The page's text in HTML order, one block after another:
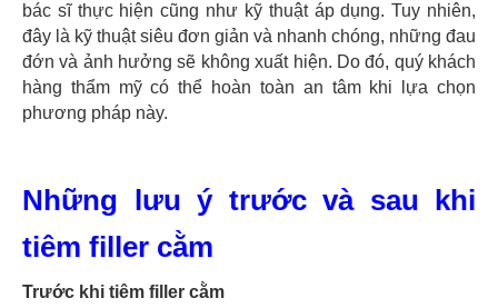
bác sĩ thực hiện cũng như kỹ thuật áp dụng. Tuy nhiên,
đây là kỹ thuật siêu đơn giản và nhanh chóng, những đau
đớn và ảnh hưởng sẽ không xuất hiện. Do đó, quý khách
hàng thẩm mỹ có thể hoàn toàn an tâm khi lựa chọn
phương pháp này.
Những lưu ý trước và sau khi
tiêm filler cằm
Trước khi tiêm filler cằm